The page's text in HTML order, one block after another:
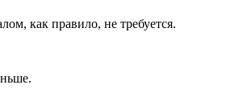
как правило, не требуется.